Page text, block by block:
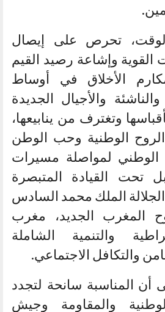
تحرص على إيصال
القوية وإشاعة رصيد القيم
الأخلاق في أوساط
والأجيال الجديدة
وتغترف من ينابيعها،
الروح الوطنية وحب الوطن
الوطني لمواصلة مسيرات
تحت القيادة المتبصرة
الملك محمد السادس
المغرب الجديد، مغرب
والتنمية الشاملة
والتكافل الاجتماعي.
المناسبة سانحة لتجدد
والمقاومة وجيش